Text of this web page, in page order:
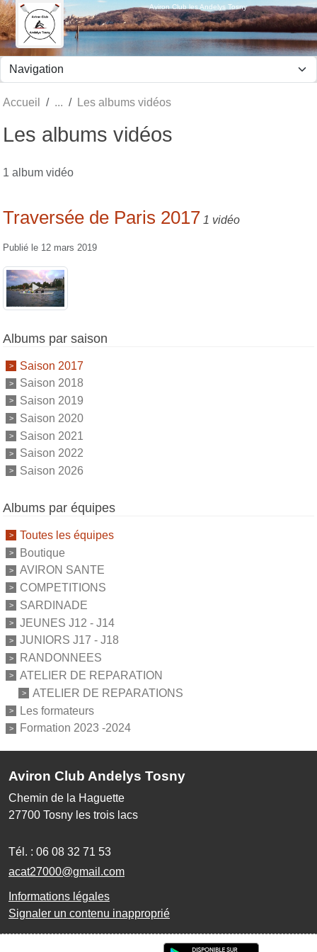
Aviron Club les Andelys Tosny
Accueil Les albums vidéos
Les albums vidéos
1 album vidéo
Traversée de Paris 2017 1 vidéo
Publié le 12 mars 2019
Albums par saison
Saison 2017
Saison 2018
Saison 2019
Saison 2020
Saison 2021
Saison 2022
Saison 2026
Albums par équipes
Toutes les équipes
Boutique
AVIRON SANTE
COMPETITIONS
SARDINADE
JEUNES J12 - J14
JUNIORS J17 - J18
RANDONNEES
ATELIER DE REPARATION
ATELIER DE REPARATIONS
Les formateurs
Formation 2023 -2024
Aviron Club Andelys Tosny
Chemin de la Haguette
27700 Tosny les trois lacs
Tél. : 06 08 32 71 53
acat27000@gmail.com
Informations légales
Signaler un contenu inapproprié
Panneau de gestion des cookies